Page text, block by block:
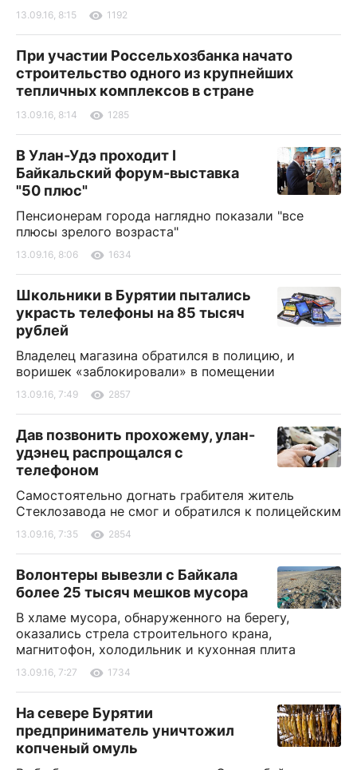
13.09.16, 8:15 1192
При участии Россельхозбанка начато
строительство одного из крупнейших
тепличных комплексов в стране
13.09.16, 8:14 1285
В Улан-Удэ проходит I
Байкальский форум-выставка
"50 плюс"
Пенсионерам города наглядно показали "все
плюсы зрелого возраста"
13.09.16, 8:06 1634
Школьники в Бурятии пытались
украсть телефоны на 85 тысяч
рублей
Владелец магазина обратился в полицию, и
воришек «заблокировали» в помещении
13.09.16, 7:49 2857
Дав позвонить прохожему, улан-
удэнец распрощался с
телефоном
Самостоятельно догнать грабителя житель
Стеклозавода не смог и обратился к полицейским
13.09.16, 7:35 2854
Волонтеры вывезли с Байкала
более 25 тысяч мешков мусора
В хламе мусора, обнаруженного на берегу,
оказались стрела строительного крана,
магнитофон, холодильник и кухонная плита
13.09.16, 7:27 1734
На севере Бурятии
предприниматель уничтожил
копченый омуль